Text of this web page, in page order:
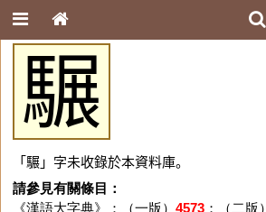
𩥇
「𩥇」字未收錄於本資料庫。
請參見有關條目：
《漢語大字典》：（一版） 4573；（二版）